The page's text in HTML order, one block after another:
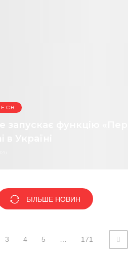
запускає функцію
БІЛЬШЕ НОВИН
3 4 5 171